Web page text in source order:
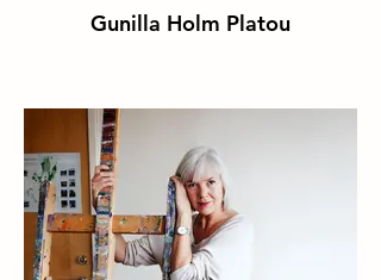
Gunilla Holm Platou